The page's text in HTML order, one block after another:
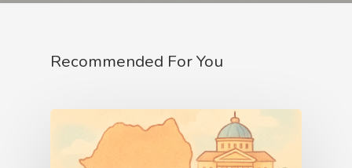
Recommended For You